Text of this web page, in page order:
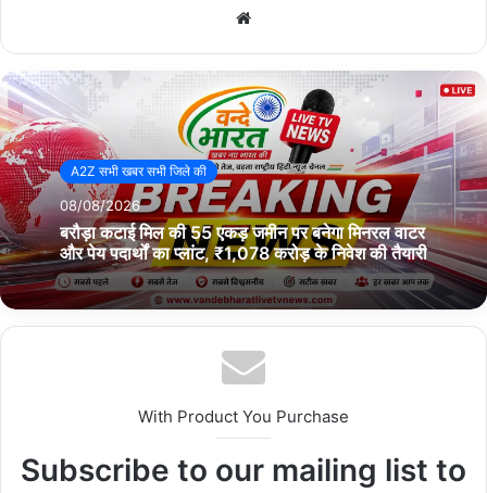
te
A2Z सभी खबर सभी जिले की
08/08/2026
बरौड़ा कटाई मिल की 55 एकड़ जमीन पर बनेगा मिनरल वाटर
और पेय पदार्थों का प्लांट, ₹1,078 करोड़ के निवेश की तैयारी
With Product You Purchase
Subscribe to our mailing list to